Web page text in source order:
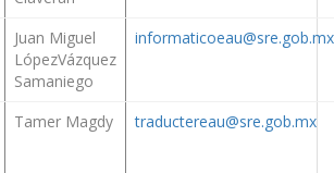
Juan Miguel
LópezVázquez
Samaniego
informaticoeau@sre.gob.mx
Tamer Magdy traductereau@sre.gob.mx